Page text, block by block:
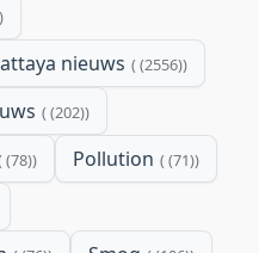
nieuws (2556)
(202)
(78) Pollution (71)